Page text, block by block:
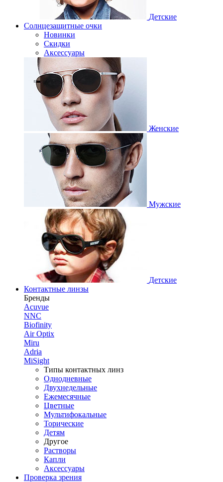
Детские
Солнцезащитные очки
Новинки
Скидки
Аксессуары
Женские
Мужские
Детские
Контактные линзы
Бренды
Acuvue
NNC
Biofinity
Air Optix
Miru
Adria
MiSight
Типы контактных линз
Однодневные
Двухнедельные
Ежемесячные
Цветные
Мультифокальные
Торические
Детям
Другое
Растворы
Капли
Аксессуары
Проверка зрения